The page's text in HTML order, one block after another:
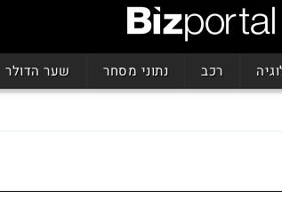
רכב נתוני מסחר שער הדולר